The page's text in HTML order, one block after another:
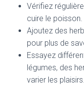
Vérifiez
cuire le poisson.
Ajoutez des
pour plus de
Essayez
légumes, des
varier les plaisirs.